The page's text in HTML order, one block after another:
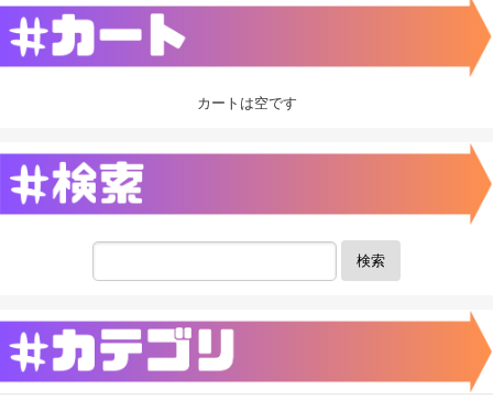
カートは空です
検索